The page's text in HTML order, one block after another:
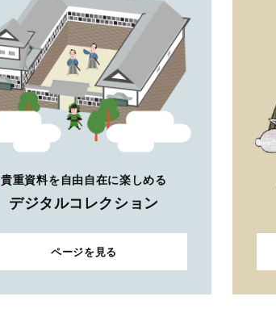
貴重資料を自由自在に楽しめる
デジタルコレクション
ページを見る